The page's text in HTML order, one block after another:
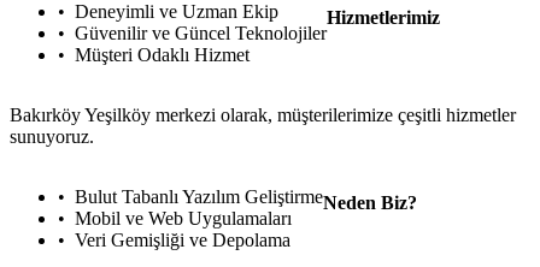
Deneyimli ve Uzman Ekip
Güvenilir ve Güncel Teknolojiler
Müşteri Odaklı Hizmet
Hizmetlerimiz
Bakırköy Yeşilköy merkezi olarak, müşterilerimize çeşitli hizmetler
sunuyoruz.
Bulut Tabanlı Yazılım Geliştirme
Mobil ve Web Uygulamaları
Veri Gemişliği ve Depolama
Neden Biz?